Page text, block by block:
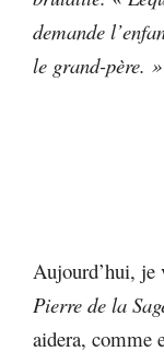
demande
le grand-père. »
Aujourd’hui, je
Pierre de la
aidera, comme